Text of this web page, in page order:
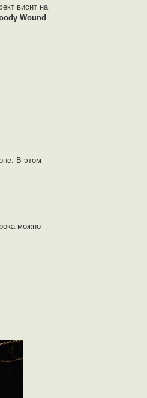
висит на
Wound
В этом
можно